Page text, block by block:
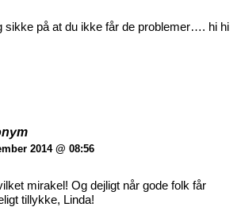
sikke på at du ikke får de problemer…. hi hi
2014 @ 08:56
mirakel! Og dejligt når gode folk får
tillykke, Linda!